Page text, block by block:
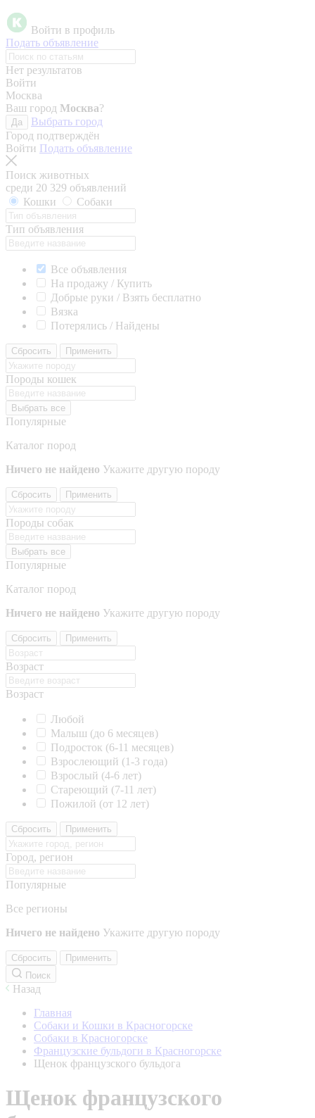
Войти в профиль
Подать объявление
Нет результатов
Войти
Москва
Ваш город Москва?
Да
Выбрать город
Город подтверждён
Войти Подать объявление
Поиск животных
среди 20 329 объявлений
Кошки
Собаки
Тип объявления
Все объявления
На продажу / Купить
Добрые руки / Взять бесплатно
Вязка
Потерялись / Найдены
Сбросить Применить
Породы кошек
Выбрать все
Популярные
Каталог пород
Ничего не найдено Укажите другую породу
Сбросить Применить
Породы собак
Выбрать все
Популярные
Каталог пород
Ничего не найдено Укажите другую породу
Сбросить Применить
Возраст
Возраст
Любой
Малыш (до 6 месяцев)
Подросток (6-11 месяцев)
Взрослеющий (1-3 года)
Взрослый (4-6 лет)
Стареющий (7-11 лет)
Пожилой (от 12 лет)
Сбросить Применить
Город, регион
Популярные
Все регионы
Ничего не найдено Укажите другую породу
Сбросить
Применить
Поиск
Назад
Главная
Собаки и Кошки в Красногорске
Собаки в Красногорске
Французские бульдоги в Красногорске
Щенок французского бульдога
Щенок французского